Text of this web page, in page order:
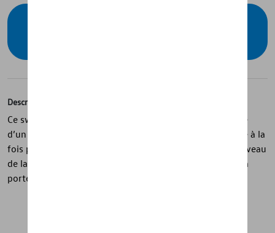
Description
Ce sweat-shirt pour femmes de la ID. Collection est doté
d’un col montant et de poches latérales, offrant un style à la
fois pratique et moderne. Sa coupe est plus courte au niveau
de la taille pour une silhouette contemporaine et facile à
porter.